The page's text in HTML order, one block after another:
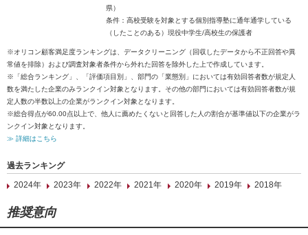
県）
条件：高校受験を対象とする個別指導塾に通年通学している
（したことのある）現役中学生/高校生の保護者
※オリコン顧客満足度ランキングは、データクリーニング（回収したデータから不正回答や異
常値を排除）および調査対象者条件から外れた回答を除外した上で作成しています。
※「総合ランキング」、「評価項目別」、部門の「業態別」においては有効回答者数が規定人
数を満たした企業のみランクイン対象となります。その他の部門においては有効回答者数が規
定人数の半数以上の企業がランクイン対象となります。
※総合得点が60.00点以上で、他人に薦めたくないと回答した人の割合が基準値以下の企業がラ
ンクイン対象となります。
≫ 詳細はこちら
過去ランキング
2024年
2023年 2022年 2021年 2020年 2019年 2018年
推奨意向